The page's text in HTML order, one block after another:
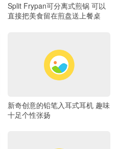
Split Frypan可分离式煎锅 可以
直接把美食留在煎盘送上餐桌
新奇创意的铅笔入耳式耳机 趣味
十足个性张扬